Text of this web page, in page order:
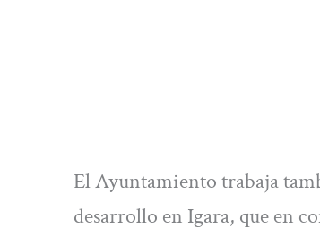
El Ayuntamiento trabaja
desarrollo en Igara, que en